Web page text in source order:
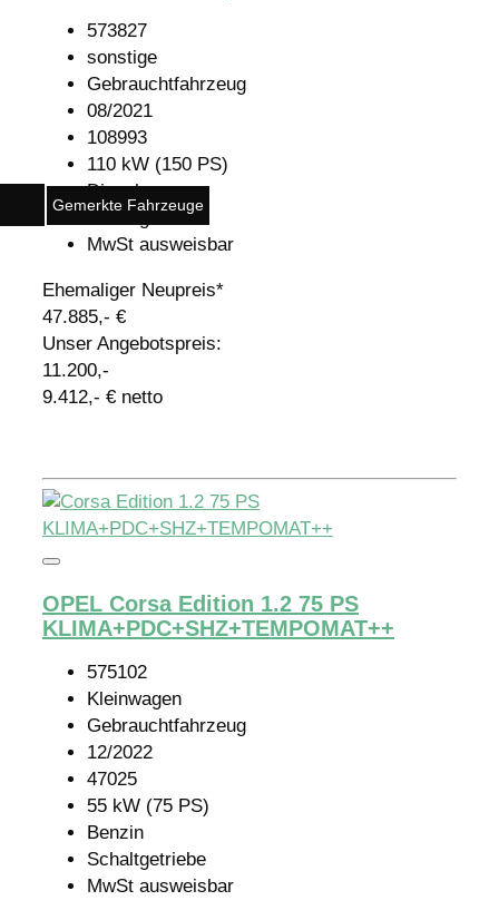
573827
sonstige
Gebrauchtfahrzeug
08/2021
108993
110 kW (150 PS)
Diesel
Schaltgetriebe
MwSt ausweisbar
Ehemaliger Neupreis*
47.885,- €
Unser Angebotspreis:
11.200,-
9.412,- € netto
OPEL Corsa Edition 1.2 75 PS
KLIMA+PDC+SHZ+TEMPOMAT++
575102
Kleinwagen
Gebrauchtfahrzeug
12/2022
47025
55 kW (75 PS)
Benzin
Schaltgetriebe
MwSt ausweisbar
Gemerkte Fahrzeuge